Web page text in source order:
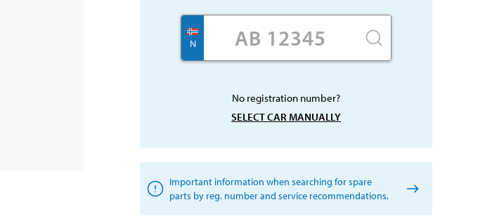
N
No registration number?
SELECT CAR MANUALLY
Important information when searching for spare
parts by reg. number and service recommendations.